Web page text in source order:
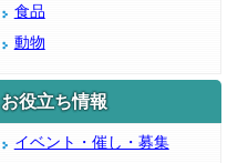
食品
動物
お役立ち情報
イベント・催し・募集